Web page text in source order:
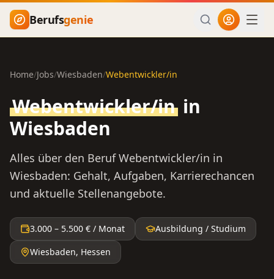
Zum Hauptinhalt springen
Berufsgenie
Home/Jobs/Wiesbaden/Webentwickler/in
Webentwickler/in in
Wiesbaden
Alles über den BerufWebentwickler/in in
Wiesbaden: Gehalt, Aufgaben, Karrierechancen
und aktuelle Stellenangebote.
3.000 – 5.500 € / Monat
Ausbildung / Studium
Wiesbaden, Hessen